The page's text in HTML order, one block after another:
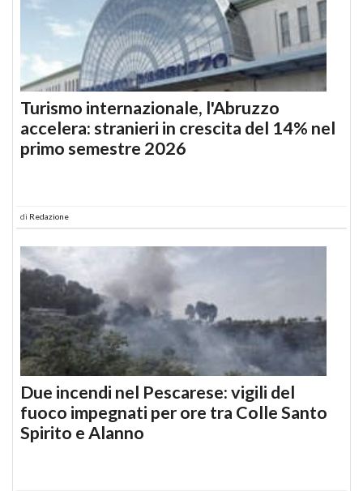
Turismo internazionale, l'Abruzzo
accelera: stranieri in crescita del 14% nel
primo semestre 2026
di Redazione
Due incendi nel Pescarese: vigili del
fuoco impegnati per ore tra Colle Santo
Spirito e Alanno